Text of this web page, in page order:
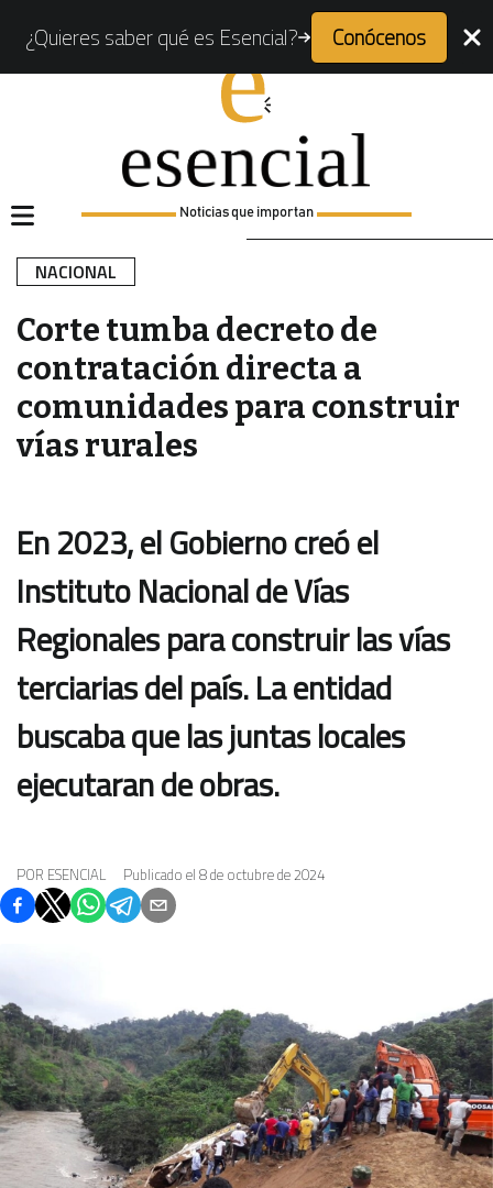
¿Quieres saber qué es Esencial? Conócenos
Noticias que importan
NACIONAL
Corte tumba decreto de
contratación directa a
comunidades para construir
vías rurales
En 2023, el Gobierno creó el
Instituto Nacional de Vías
Regionales para construir las vías
terciarias del país. La entidad
buscaba que las juntas locales
ejecutaran de obras.
POR ESENCIAL Publicado el 8 de octubre de 2024